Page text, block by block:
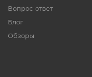
Вопрос-ответ
Блог
Обзоры